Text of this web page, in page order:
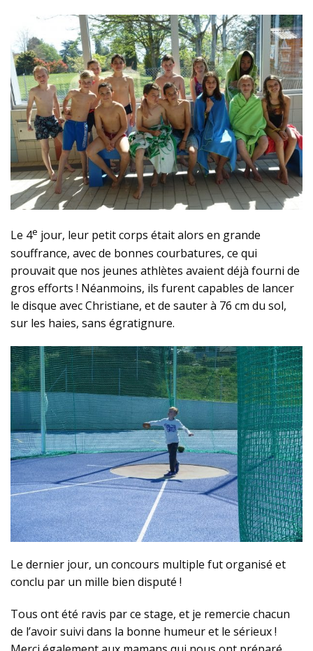
Le 4e jour, leur petit corps était alors en grande
souffrance, avec de bonnes courbatures, ce qui
prouvait que nos jeunes athlètes avaient déjà fourni de
gros efforts ! Néanmoins, ils furent capables de lancer
le disque avec Christiane, et de sauter à 76 cm du sol,
sur les haies, sans égratignure.
Le dernier jour, un concours multiple fut organisé et
conclu par un mille bien disputé !
Tous ont été ravis par ce stage, et je remercie chacun
de l’avoir suivi dans la bonne humeur et le sérieux !